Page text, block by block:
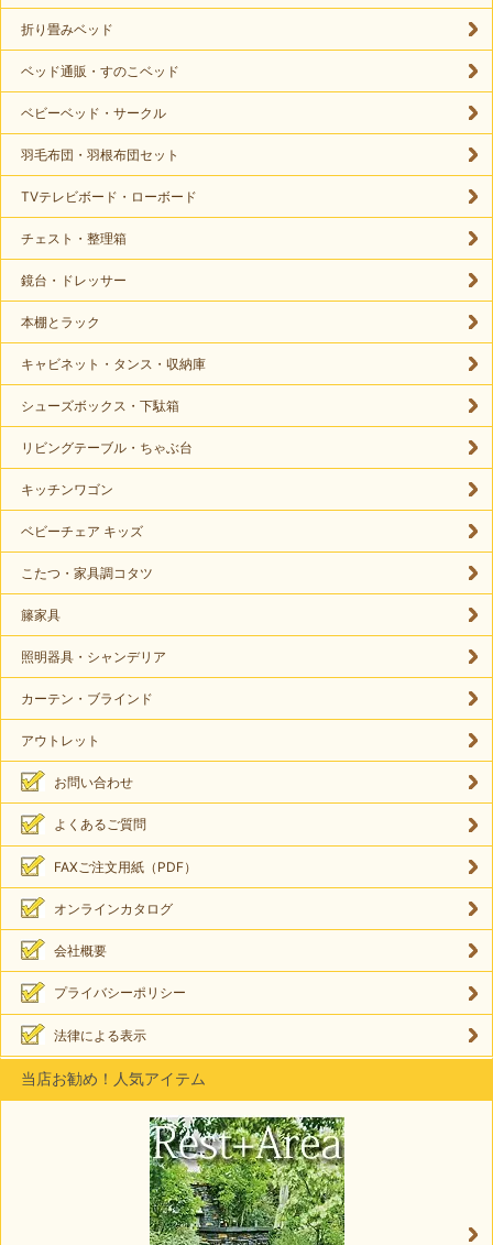
折り畳みベッド
ベッド通販・すのこベッド
ベビーベッド・サークル
羽毛布団・羽根布団セット
TVテレビボード・ローボード
チェスト・整理箱
鏡台・ドレッサー
本棚とラック
キャビネット・タンス・収納庫
シューズボックス・下駄箱
リビングテーブル・ちゃぶ台
キッチンワゴン
ベビーチェア キッズ
こたつ・家具調コタツ
籐家具
照明器具・シャンデリア
カーテン・ブラインド
アウトレット
お問い合わせ
よくあるご質問
FAXご注文用紙（PDF）
オンラインカタログ
会社概要
プライバシーポリシー
法律による表示
当店お勧め！人気アイテム